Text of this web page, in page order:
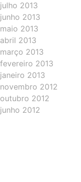
julho 2013
junho 2013
maio 2013
abril 2013
março 2013
fevereiro 2013
janeiro 2013
novembro 2012
outubro 2012
junho 2012